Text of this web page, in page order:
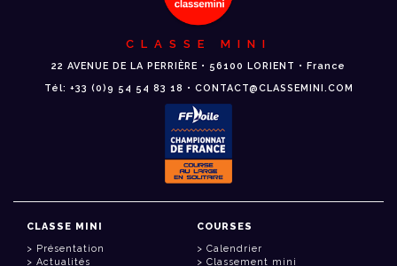
CLASSE MINI
22 AVENUE DE LA PERRIÈRE • 56100 LORIENT • France
Tél: +33 (0)9 54 54 83 18 • CONTACT@CLASSEMINI.COM
CLASSE MINI
Présentation
Actualités
COURSES
Calendrier
Classement mini